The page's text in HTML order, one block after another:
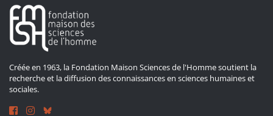
Créée en 1963, la Fondation Maison Sciences de l'Homme soutient la
recherche et la diffusion des connaissances en sciences humaines et
sociales.